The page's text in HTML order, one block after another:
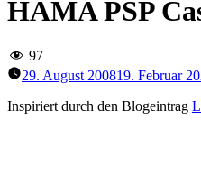
HAMA PSP
97
29. August 200819. Februar
Inspiriert durch den Blogeintrag